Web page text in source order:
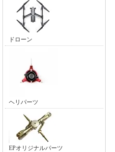
ドローン
ヘリパーツ
EPオリジナルパーツ